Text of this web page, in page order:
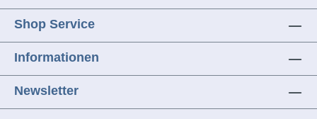
Shop Service
Informationen
Newsletter